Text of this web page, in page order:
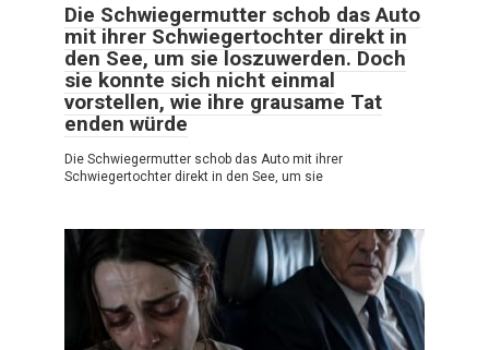
Die Schwiegermutter schob das Auto
mit ihrer Schwiegertochter direkt in
den See, um sie loszuwerden. Doch
sie konnte sich nicht einmal
vorstellen, wie ihre grausame Tat
enden würde
Die Schwiegermutter schob das Auto mit ihrer
Schwiegertochter direkt in den See, um sie